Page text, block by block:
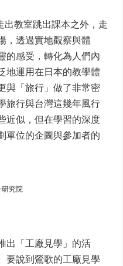
出教室跳出課本之外，走
，透過實地觀察與體
的感受，轉化為人們內
地運用在日本的教學體
與「旅行」做了非常密
旅行與台灣這幾年風行
近似，但在學習的深度
單位的企圖與參加者的
究院
出「工廠見學」的活
要說到鶯歌的工廠見學